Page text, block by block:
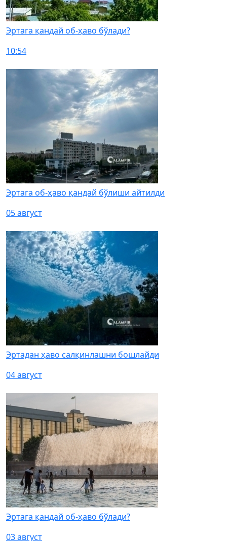
Эртага қандай об-ҳаво бўлади?
10:54
Эртага об-ҳаво қандай бўлиши айтилди
05 август
Эртадан ҳаво салқинлашни бошлайди
04 август
Эртага қандай об-ҳаво бўлади?
03 август